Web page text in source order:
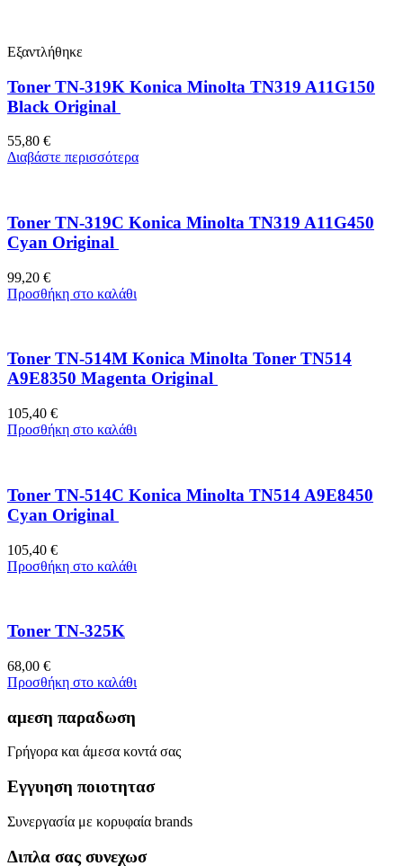
Εξαντλήθηκε
Toner TN-319K Konica Minolta TN319 A11G150
Black Original
55,80 €
Διαβάστε περισσότερα
Toner TN-319C Konica Minolta TN319 A11G450
Cyan Original
99,20 €
Προσθήκη στο καλάθι
Toner TN-514M Konica Minolta Toner TN514
A9E8350 Magenta Original
105,40 €
Προσθήκη στο καλάθι
Toner TN-514C Konica Minolta TN514 A9E8450
Cyan Original
105,40 €
Προσθήκη στο καλάθι
Toner TN-325K
68,00 €
Προσθήκη στο καλάθι
αμεση παραδωση
Γρήγορα και άμεσα κοντά σας
Εγγυηση ποιοτητασ
Συνεργασία με κορυφαία brands
Διπλα σας συνεχωσ